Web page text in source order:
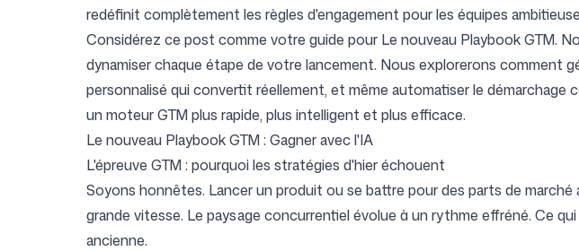
Outils gratuits
Contact
redéfinit complètement les règles d'engagement pour les équipes
Considérez ce post comme votre guide pour Le nouveau Playbook GTM.
dynamiser chaque étape de votre lancement. Nous explorerons comment
personnalisé qui convertit réellement, et même automatiser le
un moteur GTM plus rapide, plus intelligent et plus efficace.
Le nouveau Playbook GTM : Gagner avec l'IA
L'épreuve GTM : pourquoi les stratégies d'hier échouent
Soyons honnêtes. Lancer un produit ou se battre pour des parts de
grande vitesse. Le paysage concurrentiel évolue à un rythme effréné. Ce
ancienne.